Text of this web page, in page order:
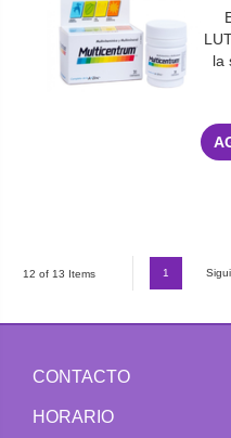
la
12 of 13 Items 1
CONTACTO
HORARIO